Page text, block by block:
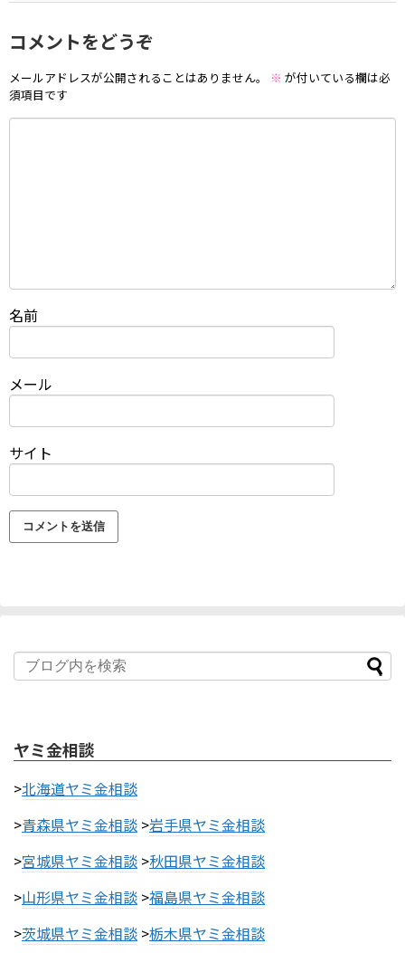
コメントをどうぞ
メールアドレスが公開されることはありません。 ※ が付いている欄は必
須項目です
名前
メール
サイト
ヤミ金相談
>北海道ヤミ金相談
>青森県ヤミ金相談 >岩手県ヤミ金相談
>宮城県ヤミ金相談 >秋田県ヤミ金相談
>山形県ヤミ金相談 >福島県ヤミ金相談
>茨城県ヤミ金相談 >栃木県ヤミ金相談